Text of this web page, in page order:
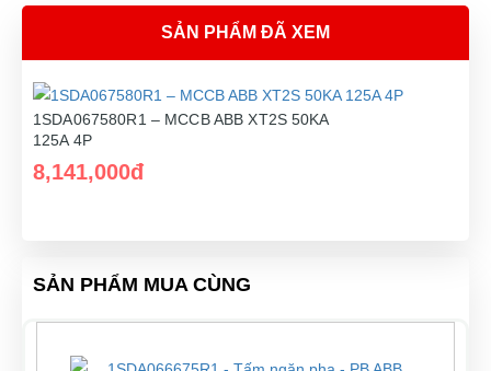
SẢN PHẨM ĐÃ XEM
1SDA067580R1 – MCCB ABB XT2S 50KA
125A 4P
8,141,000đ
SẢN PHẨM MUA CÙNG